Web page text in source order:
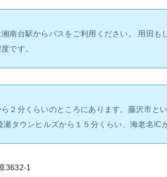
南台駅からバスをご利用ください。 用田も
です。
２分くらいのところにあります。藤沢市と
瀬タウンヒルズから１５分くらい、海老名IC
3632-1